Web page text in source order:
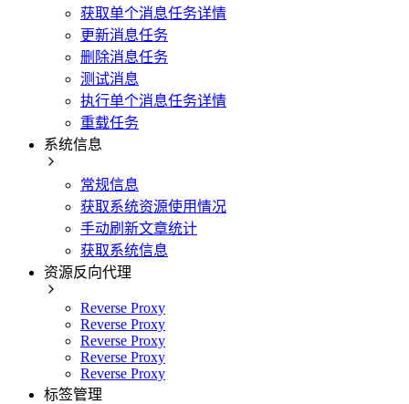
获取单个消息任务详情
更新消息任务
删除消息任务
测试消息
执行单个消息任务详情
重载任务
系统信息
常规信息
获取系统资源使用情况
手动刷新文章统计
获取系统信息
资源反向代理
Reverse Proxy
Reverse Proxy
Reverse Proxy
Reverse Proxy
Reverse Proxy
标签管理